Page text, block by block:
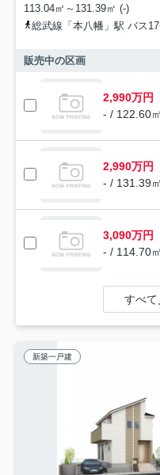
113.04㎡～131.39㎡ (-)
総武線「本八幡」駅 バス
販売中の区画
2,990万円
- / 122.60
2,990万円
- / 131.39
3,090万円
- / 114.70
すべて
新築一戸建